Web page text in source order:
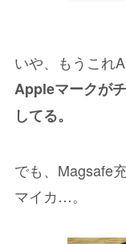
いや、もうこれ
Appleマークが
してる。
でも、Magsafe
マイカ…。